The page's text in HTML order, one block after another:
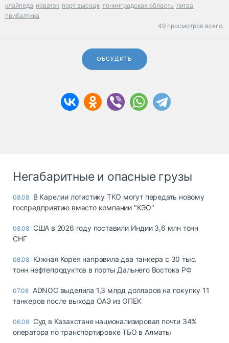
клайпеда новатэк порт высоцк ленинградская область литва
прибалтика
49 просмотров всего.
ОБСУДИТЬ
Негабаритные и опасные грузы
08.08 В Карелии логистику ТКО могут передать новому
госпредприятию вместо компании "КЭО"
08.08 США в 2026 году поставили Индии 3,6 млн тонн
СНГ
08.08 Южная Корея направила два танкера с 30 тыс.
тонн нефтепродуктов в порты Дальнего Востока РФ
07.08 ADNOC выделила 1,3 млрд долларов на покупку 11
танкеров после выхода ОАЭ из ОПЕК
06.08 Суд в Казахстане национализировал почти 34%
оператора по транспортировке ТБО в Алматы